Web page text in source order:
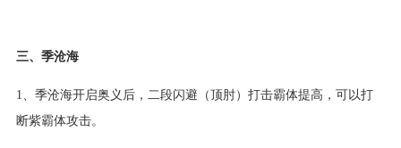
三、季沧海
1、季沧海开启奥义后，二段闪避（顶肘）打击霸体提高，可以打
断紫霸体攻击。